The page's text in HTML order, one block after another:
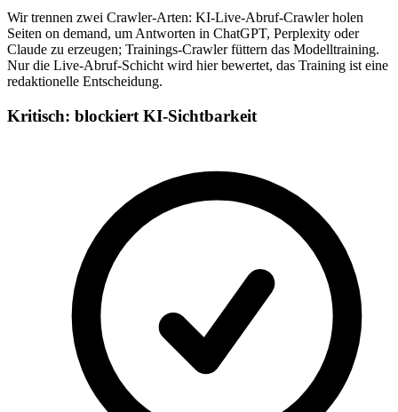
Wir trennen zwei Crawler-Arten: KI-Live-Abruf-Crawler holen
Seiten on demand, um Antworten in ChatGPT, Perplexity oder
Claude zu erzeugen; Trainings-Crawler füttern das Modelltraining.
Nur die Live-Abruf-Schicht wird hier bewertet, das Training ist eine
redaktionelle Entscheidung.
Kritisch: blockiert KI-Sichtbarkeit